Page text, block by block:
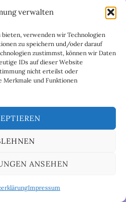
verwalten
verwenden wir Technologien
zu speichern und/oder darauf
zustimmst, können wir Daten
IDs auf dieser Website
nicht erteilst oder
Merkmale und Funktionen
ANSEHEN
Impressum
Sache
wieder